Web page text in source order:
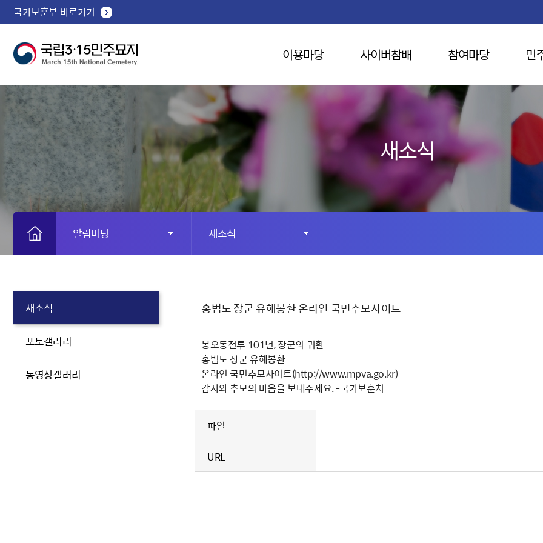
국가보훈부 바로가기
이용마당 사이버참배 참여마당 민
새소식
알림마당 새소식
새소식
포토갤러리
동영상갤러리
홍범도 장군 유해봉환 온라인 국민추모사이트
봉오동전투 101년, 장군의 귀환
홍범도 장군 유해봉환
온라인 국민추모사이트(http://www.mpva.go.kr)
감사와 추모의 마음을 보내주세요. -국가보훈처
파일
URL